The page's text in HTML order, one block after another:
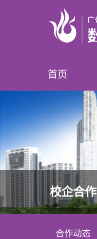
首页
校企合作
合作动态